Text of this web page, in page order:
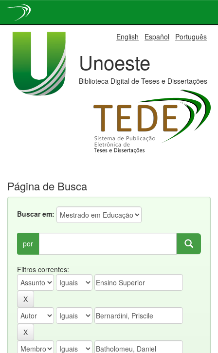
English Español Português
Unoeste
Biblioteca Digital de Teses e Dissertações
Página de Busca
Buscar em:
por
Filtros correntes: